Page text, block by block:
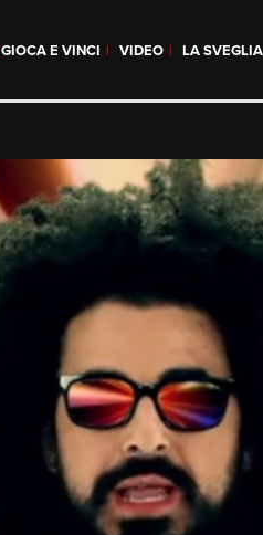
GIOCA E VINCI VIDEO LA